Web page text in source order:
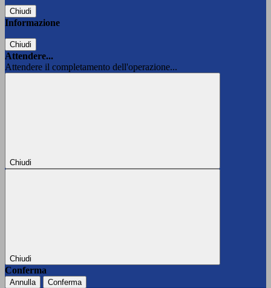
Chiudi
Informazione
Chiudi
Attendere...
Attendere il completamento dell'operazione...
Chiudi
Chiudi
Conferma
Annulla Conferma